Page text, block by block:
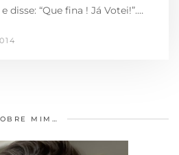
disse: “Que fina ! Já Votei!”.…
MIM…